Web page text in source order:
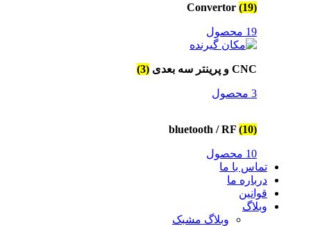
Convertor (19)
19 محصول
CNC و پرینتر سه بعدی (3)
3 محصول
bluetooth / RF (10)
10 محصول
تماس با ما
درباره ما
قوانین
وبلاگ
وبلاگ مشبک